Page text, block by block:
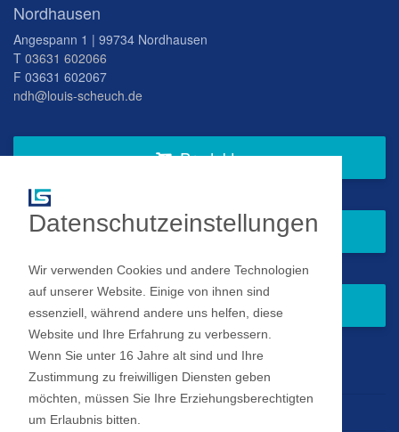
Nordhausen
Angespann 1 | 99734 Nordhausen
T 03631 602066
F 03631 602067
ndh@louis-scheuch.de
Produkte
Fragen Sie gern bei uns an
Zum Newsletter anmelden
Impressum
Datenschutz
Datenschutzeinstellungen
Wir verwenden Cookies und andere Technologien
auf unserer Website. Einige von ihnen sind
essenziell, während andere uns helfen, diese
Website und Ihre Erfahrung zu verbessern.
Wenn Sie unter 16 Jahre alt sind und Ihre
Zustimmung zu freiwilligen Diensten geben
möchten, müssen Sie Ihre Erziehungsberechtigten
um Erlaubnis bitten.